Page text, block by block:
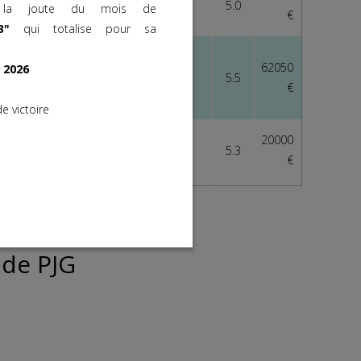
joute du mois de
qui totalise
pour sa
2026
victoire
GRANDIN MAR. REYNIER (S) J. 5.0
€
M. 5.5
62050
€
5.3
20000
€
PJG